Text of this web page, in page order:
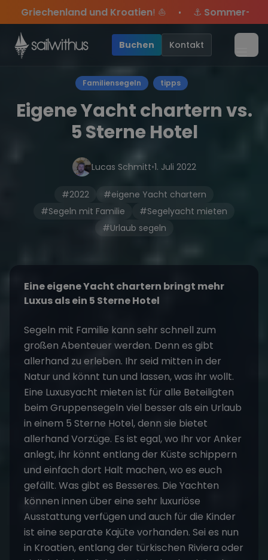
Skip to content
! ⛵ • ⚓Sommer-Special : Mit Code Yacht
Sichere Dir jetztDein Meilenbuch und Deine
Angebote mehr Sowie20€ Rabatt auf deinen ersten
Season Closing Party 2026!Die Saison war
Buchen Kontakt
Familiensegeln tipps
Eigene Yacht chartern vs.
5 Sterne Hotel
Lucas Schmitt•1. Juli 2022
#2022
#eigene Yacht chartern
#Segeln mit Familie
#Segelyacht mieten
#Urlaub segeln
Eine eigene Yacht chartern bringt mehr
Luxus als ein 5 Sterne Hotel
Segeln mit Familie kann sehr schnell zum
großen Abenteuer werden. Denn es gibt
allerhand zu erleben. Ihr seid mitten in der
Natur und könnt tun und lassen, was ihr wollt.
Eine Luxusyacht mieten ist für alle Beteiligten
beim Gruppensegeln viel besser als ein Urlaub
in einem 5 Sterne Hotel, denn sie bietet
allerhand Vorzüge. Es ist egal, wo Ihr vor Anker
anlegt, ihr könnt entlang der Küste schippern
und einfach dort Halt machen, wo es euch
gefällt. Was gibt es Besseres. Die Yachten
können innen über eine sehr luxuriöse
Ausstattung verfügen und auch für die Kinder
ist eine separate Kajüte vorhanden. Sei es nun
in Kroatien, entlang der türkischen Riviera oder